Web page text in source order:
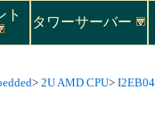
ト
タワーサーバー
> 2U AMD CPU>